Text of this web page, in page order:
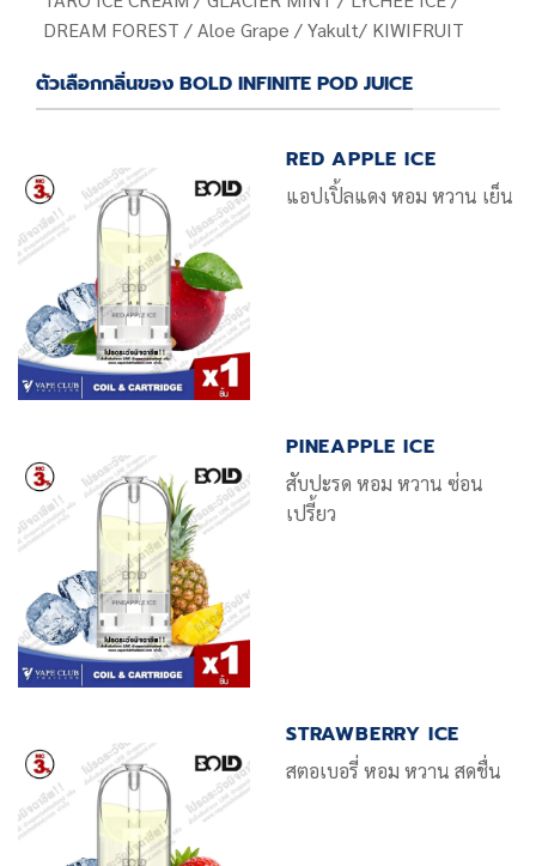
DREAM FOREST / Aloe Grape /Yakult/ KIWIFRUIT
ตัวเลือกกลิ่นของ BOLD INFINITE POD JUICE
RED APPLE ICE
แอปเปิ้ลแดง หอม หวาน เย็น
PINEAPPLE ICE
สับปะรด หอม หวาน ซ่อน
เปรี้ยว
STRAWBERRY ICE
สตอเบอรี่ หอม หวาน สดชื่น